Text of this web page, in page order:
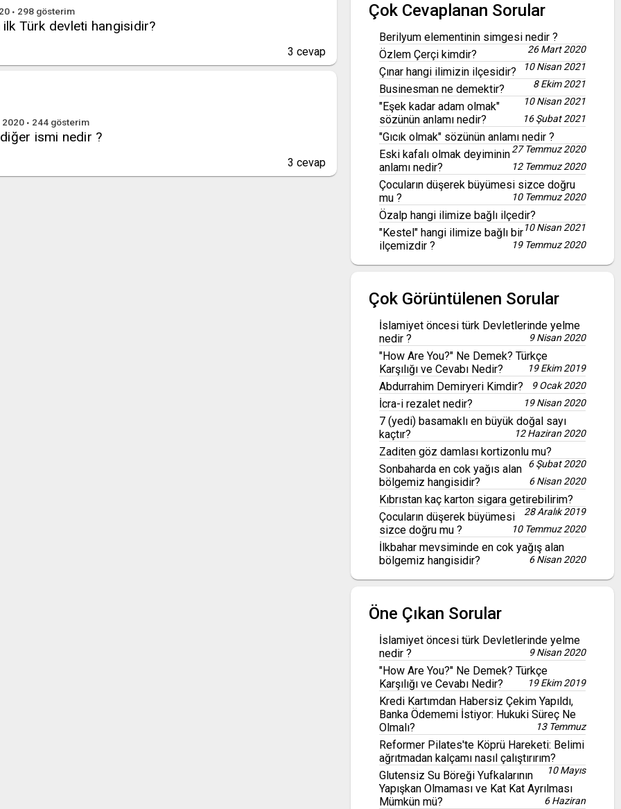
298 gösterim
ilk Türk devleti hangisidir?
3 cevap
2020 244 gösterim
ismi nedir ?
3 cevap
Çok Cevaplanan Sorular
Berilyum elementinin simgesi nedir ?
26 Mart 2020
Özlem Çerçi kimdir?
10 Nisan 2021
Çınar hangi ilimizin ilçesidir?
8 Ekim 2021
Businesman ne demektir?
10 Nisan 2021
"Eşek kadar adam olmak"
sözünün anlamı nedir?
16 Şubat 2021
"Gıcık olmak" sözünün anlamı nedir ?
27 Temmuz 2020
Eski kafalı olmak deyiminin
anlamı nedir?
12 Temmuz 2020
Çocuların düşerek büyümesi sizce doğru
mu ?
10 Temmuz 2020
Özalp hangi ilimize bağlı ilçedir?
10 Nisan 2021
"Kestel" hangi ilimize bağlı bir
ilçemizdir ?
19 Temmuz 2020
Çok Görüntülenen Sorular
İslamiyet öncesi türk Devletlerinde yelme
nedir ?
9 Nisan 2020
"How Are You?" Ne Demek? Türkçe
Karşılığı ve Cevabı Nedir?
19 Ekim 2019
Abdurrahim Demiryeri Kimdir? 9 Ocak 2020
İcra-i rezalet nedir? 19 Nisan 2020
7 (yedi) basamaklı en büyük doğal sayı
kaçtır?
12 Haziran 2020
Zaditen göz damlası kortizonlu mu?
6 Şubat 2020
Sonbaharda en cok yağıs alan
bölgemiz hangisidir?
6 Nisan 2020
Kıbrıstan kaç karton sigara getirebilirim?
28 Aralık 2019
Çocuların düşerek büyümesi
sizce doğru mu ?
10 Temmuz 2020
İlkbahar mevsiminde en cok yağış alan
bölgemiz hangisidir?
6 Nisan 2020
Öne Çıkan Sorular
İslamiyet öncesi türk Devletlerinde yelme
nedir ?
9 Nisan 2020
"How Are You?" Ne Demek? Türkçe
Karşılığı ve Cevabı Nedir?
19 Ekim 2019
Kredi Kartımdan Habersiz Çekim Yapıldı,
Banka Ödememi İstiyor: Hukuki Süreç Ne
Olmalı?
13 Temmuz
Reformer Pilates'te Köprü Hareketi: Belimi
ağrıtmadan kalçamı nasıl çalıştırırım?
10 Mayıs
Glutensiz Su Böreği Yufkalarının
Yapışkan Olmaması ve Kat Kat Ayrılması
Mümkün mü?
6 Haziran